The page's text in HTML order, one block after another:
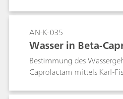
AN-K-035
Wasser in Beta-
Bestimmung des
Caprolactam mittels Karl-